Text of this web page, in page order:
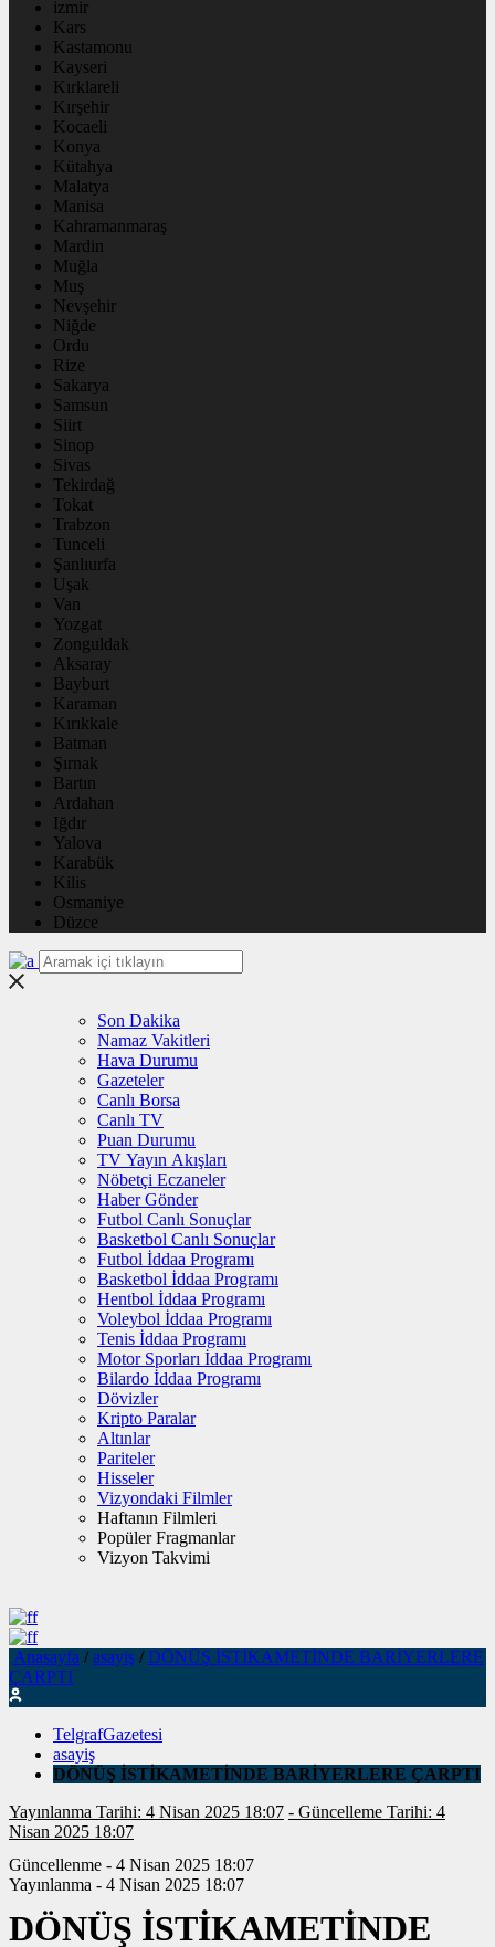
izmir
Kars
Kastamonu
Kayseri
Kırklareli
Kırşehir
Kocaeli
Konya
Kütahya
Malatya
Manisa
Kahramanmaraş
Mardin
Muğla
Muş
Nevşehir
Niğde
Ordu
Rize
Sakarya
Samsun
Siirt
Sinop
Sivas
Tekirdağ
Tokat
Trabzon
Tunceli
Şanlıurfa
Uşak
Van
Yozgat
Zonguldak
Aksaray
Bayburt
Karaman
Kırıkkale
Batman
Şırnak
Bartın
Ardahan
Iğdır
Yalova
Karabük
Kilis
Osmaniye
Düzce
Son Dakika
Namaz Vakitleri
Hava Durumu
Gazeteler
Canlı Borsa
Canlı TV
Puan Durumu
TV Yayın Akışları
Nöbetçi Eczaneler
Haber Gönder
Futbol Canlı Sonuçlar
Basketbol Canlı Sonuçlar
Futbol İddaa Programı
Basketbol İddaa Programı
Hentbol İddaa Programı
Voleybol İddaa Programı
Tenis İddaa Programı
Motor Sporları İddaa Programı
Bilardo İddaa Programı
Dövizler
Kripto Paralar
Altınlar
Pariteler
Hisseler
Vizyondaki Filmler
Haftanın Filmleri
Popüler Fragmanlar
Vizyon Takvimi
Anasayfa / asayiş / DÖNÜŞ İSTİKAMETİNDE BARİYERLERE
ÇARPTI
TelgrafGazetesi
asayiş
DÖNÜŞ İSTİKAMETİNDE BARİYERLERE ÇARPTI
Yayınlanma Tarihi: 4 Nisan 2025 18:07 - Güncelleme Tarihi: 4
Nisan 2025 18:07
Güncellenme - 4 Nisan 2025 18:07
Yayınlanma - 4 Nisan 2025 18:07
DÖNÜŞ İSTİKAMETİNDE